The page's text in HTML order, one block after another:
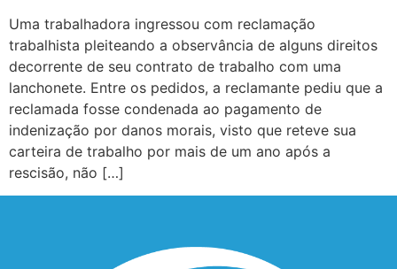
Uma trabalhadora ingressou com reclamação
trabalhista pleiteando a observância de alguns direitos
decorrente de seu contrato de trabalho com uma
lanchonete. Entre os pedidos, a reclamante pediu que a
reclamada fosse condenada ao pagamento de
indenização por danos morais, visto que reteve sua
carteira de trabalho por mais de um ano após a
rescisão, não […]